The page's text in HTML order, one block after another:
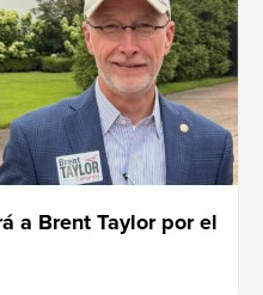
a Brent Taylor por el